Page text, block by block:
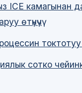
ICE камагынан
өтүнүчү
токтотуу
сотко